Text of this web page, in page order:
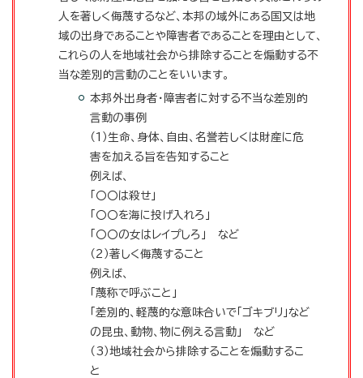
人を著しく侮蔑するなど、本邦の域外にある国又は地
域の出身であることや障害者であることを理由として、
これらの人を地域社会から排除することを煽動する不
当な差別的言動のことをいいます。
本邦外出身者・障害者に対する不当な差別的
言動の事例
（1）生命、身体、自由、名誉若しくは財産に危
害を加える旨を告知すること
例えば、
「〇〇は殺せ」
「〇〇を海に投げ入れろ」
「〇〇の女はレイプしろ」 など
（2）著しく侮蔑すること
例えば、
「蔑称で呼ぶこと」
「差別的、軽蔑的な意味合いで「ゴキブリ」など
の昆虫、動物、物に例える言動」 など
（3）地域社会から排除することを煽動するこ
と